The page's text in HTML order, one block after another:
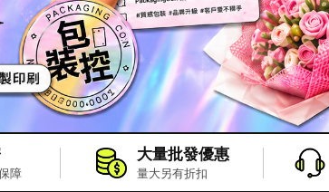
障
大量批發優惠
量大另有折扣